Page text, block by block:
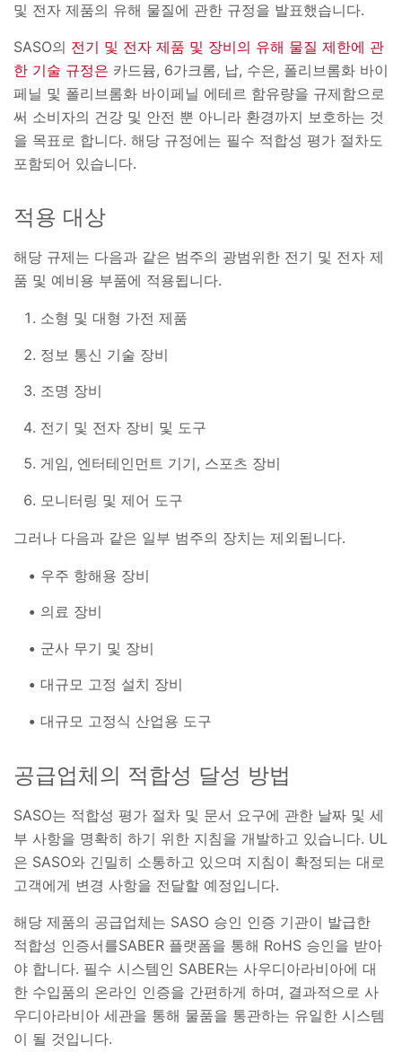
및 전자 제품의 유해 물질에 관한 규정을 발표했습니다.
SASO의 전기 및 전자 제품 및 장비의 유해 물질 제한에 관
한 기술 규정은 카드뮴, 6가크롬, 납, 수은, 폴리브롬화 바이
페닐 및 폴리브롬화 바이페닐 에테르 함유량을 규제함으로
써 소비자의 건강 및 안전 뿐 아니라 환경까지 보호하는 것
을 목표로 합니다. 해당 규정에는 필수 적합성 평가 절차도
포함되어 있습니다.
적용 대상
해당 규제는 다음과 같은 범주의 광범위한 전기 및 전자 제
품 및 예비용 부품에 적용됩니다.
소형 및 대형 가전 제품
정보 통신 기술 장비
조명 장비
전기 및 전자 장비 및 도구
게임, 엔터테인먼트 기기, 스포츠 장비
모니터링 및 제어 도구
그러나 다음과 같은 일부 범주의 장치는 제외됩니다.
우주 항해용 장비
의료 장비
군사 무기 및 장비
대규모 고정 설치 장비
대규모 고정식 산업용 도구
공급업체의 적합성 달성 방법
SASO는 적합성 평가 절차 및 문서 요구에 관한 날짜 및 세
부 사항을 명확히 하기 위한 지침을 개발하고 있습니다. UL
은 SASO와 긴밀히 소통하고 있으며 지침이 확정되는 대로
고객에게 변경 사항을 전달할 예정입니다.
해당 제품의 공급업체는 SASO 승인 인증 기관이 발급한
적합성 인증서를SABER 플랫폼을 통해 RoHS 승인을 받아
야 합니다. 필수 시스템인 SABER는 사우디아라비아에 대
한 수입품의 온라인 인증을 간편하게 하며, 결과적으로 사
우디아라비아 세관을 통해 물품을 통관하는 유일한 시스템
이 될 것입니다.